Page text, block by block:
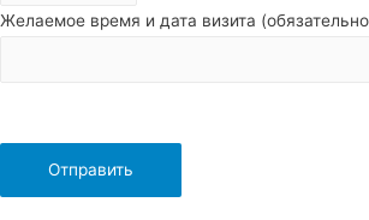
Желаемое время и дата визита